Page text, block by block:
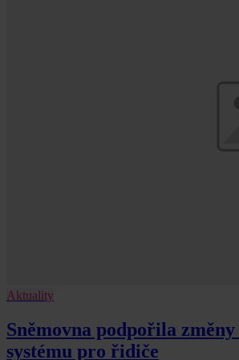
Aktuality
Sněmovna podpořila
systému pro řidiče